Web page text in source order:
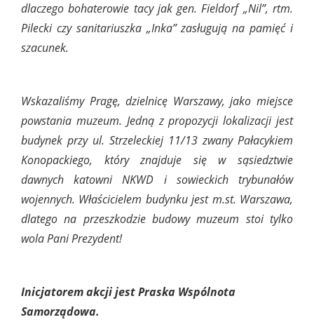
dlaczego bohaterowie tacy jak gen. Fieldorf „Nil”, rtm.
Pilecki czy sanitariuszka „Inka” zasługują na pamięć i
szacunek.
Wskazaliśmy Pragę, dzielnicę Warszawy, jako miejsce
powstania muzeum. Jedną z propozycji lokalizacji jest
budynek przy ul. Strzeleckiej 11/13 zwany Pałacykiem
Konopackiego, który znajduje się w sąsiedztwie
dawnych katowni NKWD i sowieckich trybunałów
wojennych. Właścicielem budynku jest m.st. Warszawa,
dlatego na przeszkodzie budowy muzeum stoi tylko
wola Pani Prezydent!
Inicjatorem akcji jest Praska Wspólnota
Samorządowa.